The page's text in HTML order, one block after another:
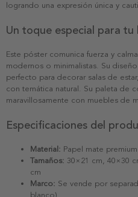
logrando una expresión única y
Un toque especial para tu
Este póster comunica fuerza y
modernos o minimalistas. Su
perfecto para decorar salas de
con temática natural. Su paleta de
maravillosamente con muebles de
Especificaciones del
Material: Papel mate
Tamaños: 30×21 cm, 40×30
cm
Marco: Se vende por